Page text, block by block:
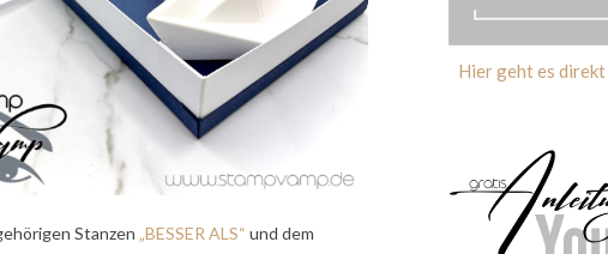
Stanzen „BESSER ALS“ und dem
Hier geht es direkt